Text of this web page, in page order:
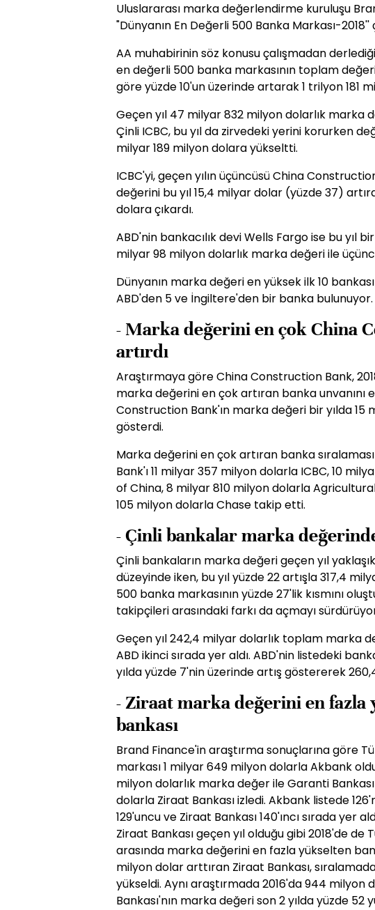
Uluslararası marka değerlendirme kuruluşu
"Dünyanın En Değerli 500 Banka Markası-2018''
AA muhabirinin söz konusu çalışmadan
en değerli 500 banka markasının toplam
göre yüzde 10'un üzerinde artarak 1 trilyon 181
Geçen yıl 47 milyar 832 milyon dolarlık marka
Çinli ICBC, bu yıl da zirvedeki yerini korurken
milyar 189 milyon dolara yükseltti.
ICBC'yi, geçen yılın üçüncüsü China
değerini bu yıl 15,4 milyar dolar (yüzde 37)
dolara çıkardı.
ABD'nin bankacılık devi Wells Fargo ise bu yıl
milyar 98 milyon dolarlık marka değeri ile
Dünyanın marka değeri en yüksek ilk 10
ABD'den 5 ve İngiltere'den bir banka bulunuyor.
- Marka değerini en çok China
artırdı
Araştırmaya göre China Construction Bank,
marka değerini en çok artıran banka unvanını
Construction Bank'ın marka değeri bir yılda 15
gösterdi.
Marka değerini en çok artıran banka
Bank'ı 11 milyar 357 milyon dolarla ICBC, 10
of China, 8 milyar 810 milyon dolarla
105 milyon dolarla Chase takip etti.
- Çinli bankalar marka
Çinli bankaların marka değeri geçen yıl
düzeyinde iken, bu yıl yüzde 22 artışla 317,4
500 banka markasının yüzde 27'lik kısmını
takipçileri arasındaki farkı da açmayı
Geçen yıl 242,4 milyar dolarlık toplam marka
ABD ikinci sırada yer aldı. ABD'nin listedeki
yılda yüzde 7'nin üzerinde artış göstererek
- Ziraat marka değerini en
bankası
Brand Finance'in araştırma sonuçlarına göre
markası 1 milyar 649 milyon dolarla Akbank
milyon dolarlık marka değer ile Garanti
dolarla Ziraat Bankası izledi. Akbank listede
129'uncu ve Ziraat Bankası 140'ıncı sırada yer
Ziraat Bankası geçen yıl olduğu gibi 2018'de
arasında marka değerini en fazla yükselten
milyon dolar arttıran Ziraat Bankası,
yükseldi. Aynı araştırmada 2016'da 944 milyon
Bankası'nın marka değeri son 2 yılda yüzde 52